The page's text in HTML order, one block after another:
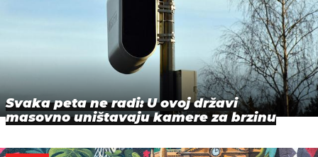
Svaka peta ne radi: U ovoj državi
masovno uništavaju kamere za brzinu